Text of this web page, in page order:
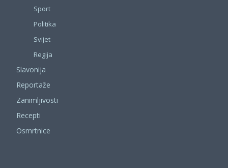
Sport
Politika
Svijet
Regija
Slavonija
Reportaže
Zanimljivosti
Recepti
Osmrtnice